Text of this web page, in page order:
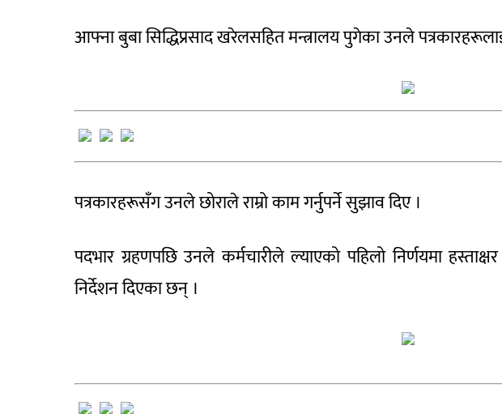
आफ्ना बुबा सिद्धिप्रसाद खरेलसहित मन्त्रालय पुगेका उनले
पत्रकारहरूसँग उनले छोराले राम्रो काम गर्नुपर्ने सुझाव दिए ।
पदभार ग्रहणपछि उनले कर्मचारीले ल्याएको पहिलो निर्णयमा
निर्देशन दिएका छन् ।